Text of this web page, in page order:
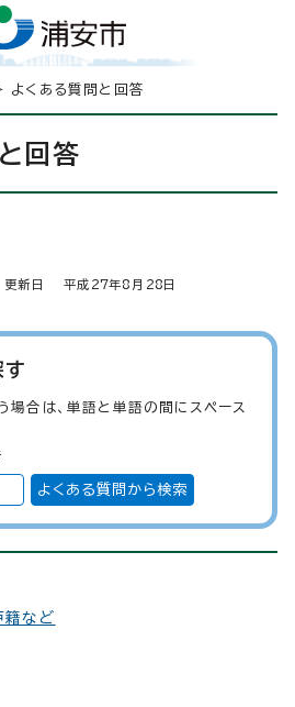
よくある質問と回答
回答
更新日 平成 27年8月 28 日
す
場合は、単語と単語の間にスペース
籍など